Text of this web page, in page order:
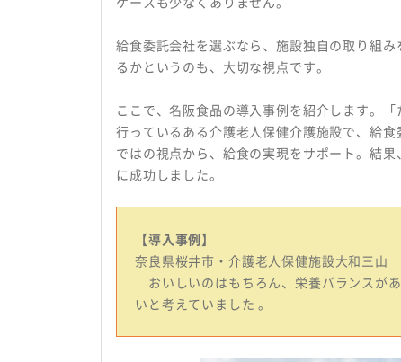
給食委託会社を選ぶなら、施設独自の取り組
るかというのも、大切な視点です。
ここで、名阪食品の導入事例を紹介します。
行っているある介護老人保健介護施設で、給
ではの視点から、給食の実現をサポート。結
に成功しました。
【導入事例】
奈良県桜井市・介護老人保健施設大和三山
おいしいのはもちろん、栄養バランスが
いと考えていました 。